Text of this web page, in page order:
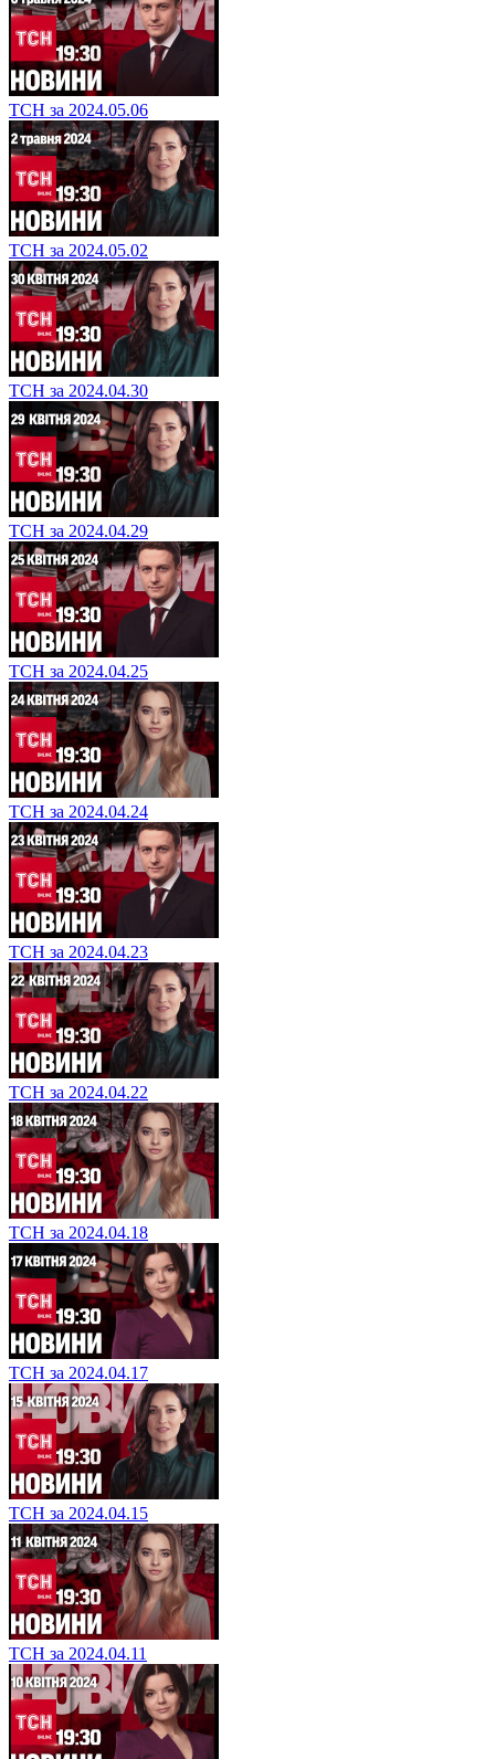
ТСН за 2024.05.06
ТСН за 2024.05.02
ТСН за 2024.04.30
ТСН за 2024.04.29
ТСН за 2024.04.25
ТСН за 2024.04.24
ТСН за 2024.04.23
ТСН за 2024.04.22
ТСН за 2024.04.18
ТСН за 2024.04.17
ТСН за 2024.04.15
ТСН за 2024.04.11